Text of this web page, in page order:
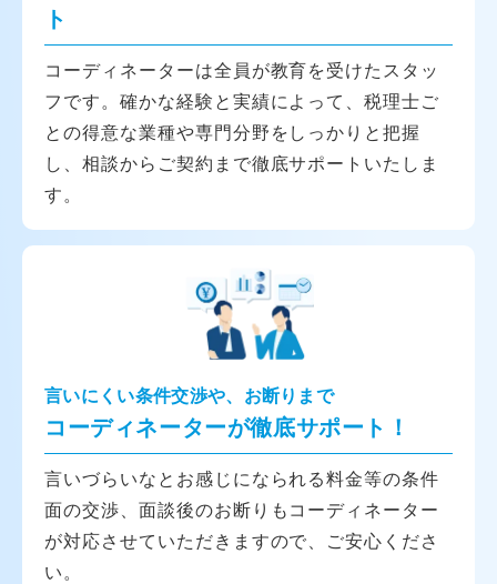
ト
コーディネーターは全員が教育を受けたスタッ
フです。確かな経験と実績によって、税理士ご
との得意な業種や専門分野をしっかりと把握
し、相談からご契約まで徹底サポートいたしま
す。
言いにくい条件交渉や、お断りまで
コーディネーターが徹底サポート！
言いづらいなとお感じになられる料金等の条件
面の交渉、面談後のお断りもコーディネーター
が対応させていただきますので、ご安心くださ
い。